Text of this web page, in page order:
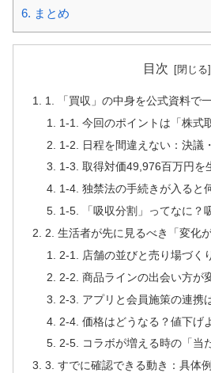
6. まとめ
目次
1. 「買収」の中身を公式資料で
1-1. 今回のポイントは「株式
1-2. 日程を間違えない：決議
1-3. 取得対価49,976百万円を
1-4. 独禁法の手続きが入ると
1-5. 「吸収分割」ってなに？
2. 生活者が先に見るべき「変化
2-1. 店舗の並びと売り場づく
2-2. 商品ラインの出会い方が
2-3. アプリと会員施策の連携
2-4. 価格はどうなる？値下げ
2-5. コラボが増える時の「当
3. すでに確認できる動き：具体